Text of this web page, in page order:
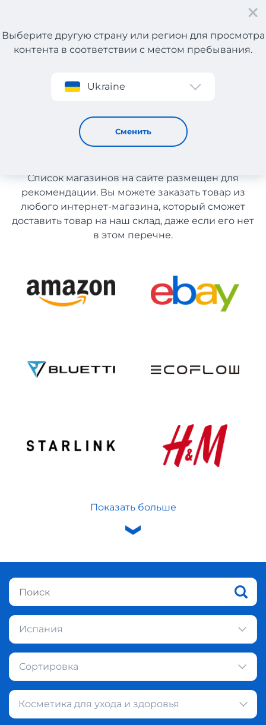
Регистрация
Выберите другую страну или регион для просмотра
контента в соответствии с местом пребывания.
Ukraine
Сменить
Косметика для ухода и здоровья из Испании
Косметика для ухода и
здоровья из Испании
Список магазинов на сайте размещен для
рекомендации. Вы можете заказать товар из
любого интернет-магазина, который сможет
доставить товар на наш склад, даже если его нет
в этом перечне.
Показать больше
Испания
Сортировка
Косметика для ухода и здоровья